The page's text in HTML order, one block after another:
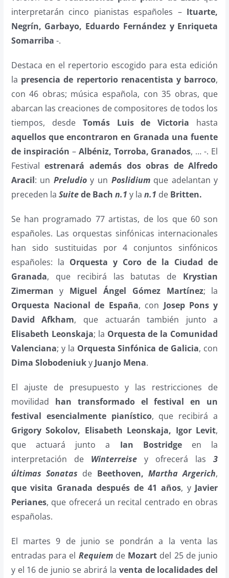
interpretarán cinco pianistas españoles – Ituarte,
Negrín, Garbayo, Eduardo Fernández y Enriqueta
Somarriba -.
Destaca en el repertorio escogido para esta edición
la presencia de repertorio renacentista y barroco,
con 46 obras; música española, con 35 obras, que
abarcan las creaciones de compositores de todos los
tiempos, desde Tomás Luis de Victoria hasta
aquellos que encontraron en Granada una fuente
de inspiración – Albéniz, Torroba, Granados, … -. El
Festivalestrenará además dos obras de Alfredo
Aracil: un Preludioy un Poslidiumque adelantan y
preceden la Suitede Bach n.1 y la n.1 de Britten.
Se han programado 77 artistas, de los que 60 son
españoles. Las orquestas sinfónicas internacionales
han sido sustituidas por 4 conjuntos sinfónicos
españoles: la Orquesta y Coro de la Ciudad de
Granada, que recibirá las batutas de Krystian
Zimerman y Miguel Ángel Gómez Martínez; la
Orquesta Nacional de España, con Josep Pons y
David Afkham, que actuarán también junto a
Elisabeth Leonskaja; la Orquesta de la Comunidad
Valenciana; y la Orquesta Sinfónica de Galicia, con
Dima Slobodeniuky Juanjo Mena.
El ajuste de presupuesto y las restricciones de
movilidad han transformado el festival en un
festival esencialmente pianístico, que recibirá a
Grigory Sokolov, Elisabeth Leonskaja, Igor Levit,
que actuará junto a Ian Bostridgeen la
interpretación de Winterreisey ofrecerá las3
últimas Sonatas de Beethoven, Martha Argerich,
que visita Granada después de 41 años, y Javier
Perianes, que ofrecerá un recital centrado en obras
españolas.
El martes 9 de junio se pondrán a la venta las
entradas para el Requiemde Mozart del 25 de junio
y el 16 de junio se abrirá la venta de localidades del